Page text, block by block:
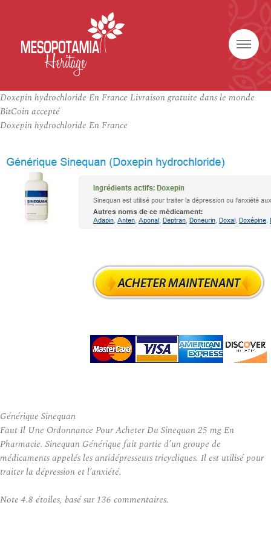
Doxepin hydrochloride En France Livraison gratuite dans le monde
BitCoin accepté
Doxepin hydrochloride En France
Générique Sinequan
Faut Il Une Ordonnance Pour Acheter Du Sinequan 25 mg En
Pharmacie. Sinequan Générique fait partie d’un groupe de
médicaments appelés les antidépresseurs tricycliques. Il est utilisé pour
traiter la dépression et l’anxiété.
Note 4.8 étoiles, basé sur 136 commentaires.